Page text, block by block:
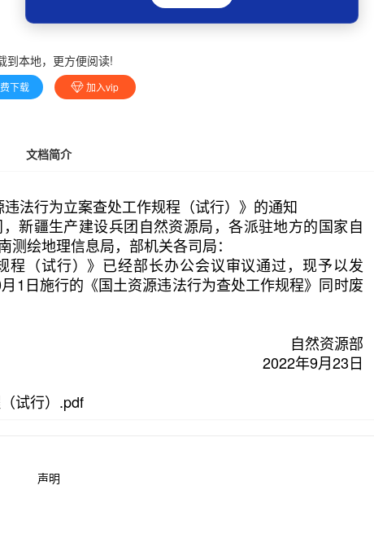
到本地，更方便阅读!
下载 加入vip
文档简介
法行为立案查处工作规程（试行）》的通知
新疆生产建设兵团自然资源局，各派驻地方的国家自
绘地理信息局，部机关各司局：
（试行）》已经部长办公会议审议通过，现予以发
1日施行的《国土资源违法行为查处工作规程》同时废
自然资源部
2022年9月23日
试行）.pdf
声明